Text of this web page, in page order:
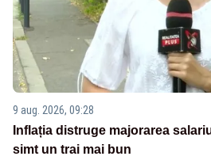
9 aug. 2026, 09:28
Inflația distruge majorarea
simt un trai mai bun